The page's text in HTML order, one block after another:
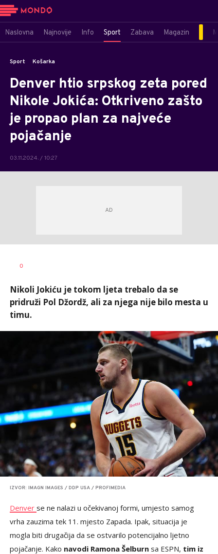
Naslovna Najnovije Info Sport Zabava Magazin
Sport Košarka
Denver htio srpskog zeta pored
Nikole Jokića: Otkriveno zašto
je propao plan za najveće
pojačanje
03.11.2024. / 10:27
0
Nikoli Jokiću je tokom ljeta trebalo da se
pridruži Pol Džordž, ali za njega nije bilo mesta u
timu.
IZVOR: IMAGN IMAGES / DDP USA / PROFIMEDIA
Denver se ne nalazi u očekivanoj formi, umjesto samog
vrha zauzima tek 11. mjesto Zapada. Ipak, situacija je
mogla biti drugačija da se ostvarilo potencijalno ljetno
pojačanje. Kako navodi Ramona Šelburn sa ESPN, tim iz